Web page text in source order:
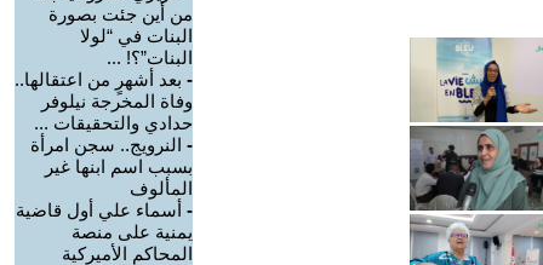
من أين جئت بصورة
البنات في “لولا
البنات”؟! ...
- بعد أشهرٍ من اعتقالها..
وفاة المخرجة نيلوفر
حدادي والتحقيقات ...
- النرويج.. سجن امرأة
بسبب اسم ابنها غير
المألوف
- أسماء علي أول قاضية
يمنية على منصة
المحاكم الأميركية